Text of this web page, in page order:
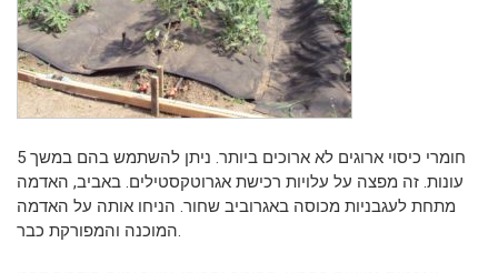
חומרי כיסוי ארוגים לא ארוכים ביותר. ניתן להשתמש בהם במשך 5
עונות. זה מפצה על עלויות רכישת אגרוטקסטילים. באביב, האדמה
מתחת לעגבניות מכוסה באגרוביב שחור. הניחו אותה על האדמה
המוכנה והמפורקת כבר.